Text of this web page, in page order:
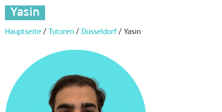
Yasin
Hauptseite / Tutoren / Düsseldorf / Yasin